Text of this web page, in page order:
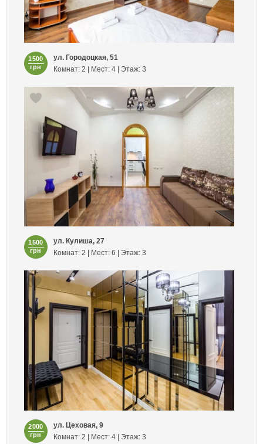
1500
грн
ул. Городоцкая, 51
Комнат: 2 | Мест: 4 | Этаж: 3
1500
грн
ул. Кулиша, 27
Комнат: 2 | Мест: 6 | Этаж: 3
2000
грн
ул. Цеховая, 9
Комнат: 2 | Мест: 4 | Этаж: 3